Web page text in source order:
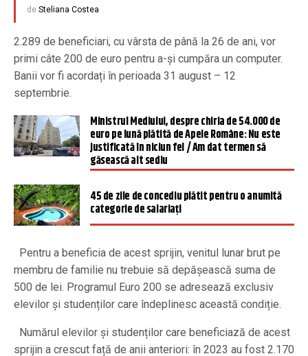
de Steliana Costea
2.289 de beneficiari, cu vârsta de până la 26 de ani, vor
primi câte 200 de euro pentru a-și cumpăra un computer.
Banii vor fi acordați în perioada 31 august – 12
septembrie.
Ministrul Mediului, despre chiria de 54.000 de
euro pe lună plătită de Apele Române: Nu este
justificată în niciun fel / Am dat termen să
găsească alt sediu
45 de zile de concediu plătit pentru o anumită
categorie de salariați
Pentru a beneficia de acest sprijin, venitul lunar brut pe
membru de familie nu trebuie să depășească suma de
500 de lei. Programul Euro 200 se adresează exclusiv
elevilor și studenților care îndeplinesc această condiție.
Numărul elevilor și studenților care beneficiază de acest
sprijin a crescut față de anii anteriori: în 2023 au fost 2.170